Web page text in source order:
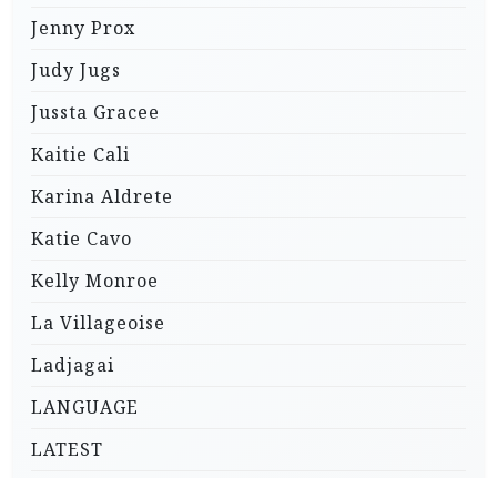
Jenny Prox
Judy Jugs
Jussta Gracee
Kaitie Cali
Karina Aldrete
Katie Cavo
Kelly Monroe
La Villageoise
Ladjagai
LANGUAGE
LATEST